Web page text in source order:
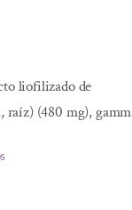
liofilizado de
(480 mg),